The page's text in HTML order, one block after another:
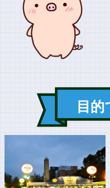
目